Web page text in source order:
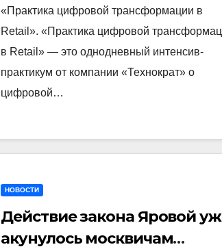
«Практика цифровой трансформации в
Retail». «Практика цифровой
в Retail» — это однодневный интенсив-
практикум от компании «Технократ» о
цифровой…
НОВОСТИ
Действие закона Яровой
акунулось москвичам